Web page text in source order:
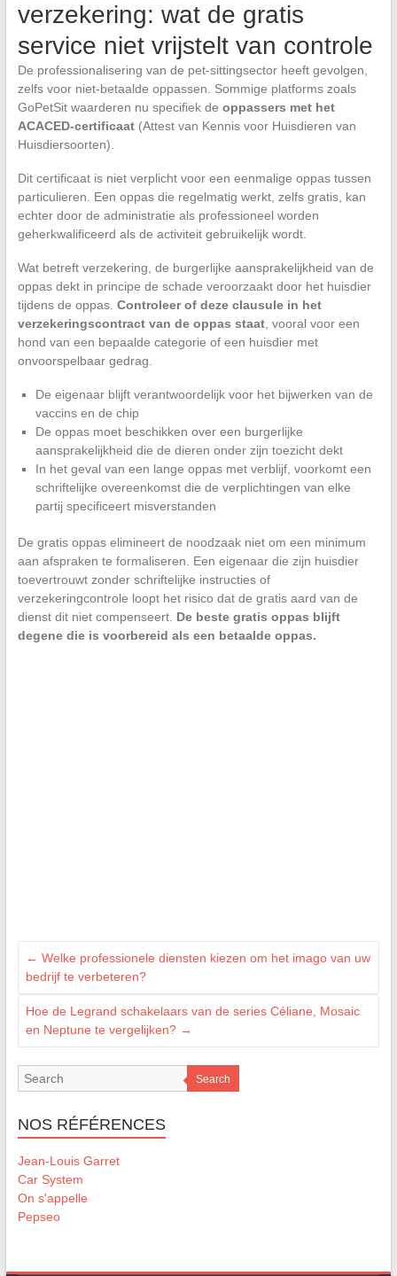
verzekering: wat de gratis
service niet vrijstelt van controle
De professionalisering van de pet-sittingsector heeft gevolgen,
zelfs voor niet-betaalde oppassen. Sommige platforms zoals
GoPetSit waarderen nu specifiek de oppassers met het
ACACED-certificaat(Attest van Kennis voor Huisdieren van
Huisdiersoorten).
Dit certificaat is niet verplicht voor een eenmalige oppas tussen
particulieren. Een oppas die regelmatig werkt, zelfs gratis, kan
echter door de administratie als professioneel worden
geherkwalificeerd als de activiteit gebruikelijk wordt.
Wat betreft verzekering, de burgerlijke aansprakelijkheid van de
oppas dekt in principe de schade veroorzaakt door het huisdier
tijdens de oppas. Controleer of deze clausule in het
verzekeringscontract van de oppas staat, vooral voor een
hond van een bepaalde categorie of een huisdier met
onvoorspelbaar gedrag.
De eigenaar blijft verantwoordelijk voor het bijwerken van de
vaccins en de chip
De oppas moet beschikken over een burgerlijke
aansprakelijkheid die de dieren onder zijn toezicht dekt
In het geval van een lange oppas met verblijf, voorkomt een
schriftelijke overeenkomst die de verplichtingen van elke
partij specificeert misverstanden
De gratis oppas elimineert de noodzaak niet om een minimum
aan afspraken te formaliseren. Een eigenaar die zijn huisdier
toevertrouwt zonder schriftelijke instructies of
verzekeringcontrole loopt het risico dat de gratis aard van de
dienst dit niet compenseert. De beste gratis oppas blijft
degene die is voorbereid als een betaalde oppas.
← Welke professionele diensten kiezen om het imago van uw
bedrijf te verbeteren?
Hoe de Legrand schakelaars van de series Céliane, Mosaic
en Neptune te vergelijken? →
Search
NOS RÉFÉRENCES
Jean-Louis Garret
Car System
On s'appelle
Pepseo